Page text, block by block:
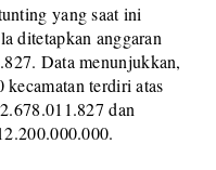
yang saat ini
ditetapkan anggaran
Data menunjukkan,
terdiri atas
dan